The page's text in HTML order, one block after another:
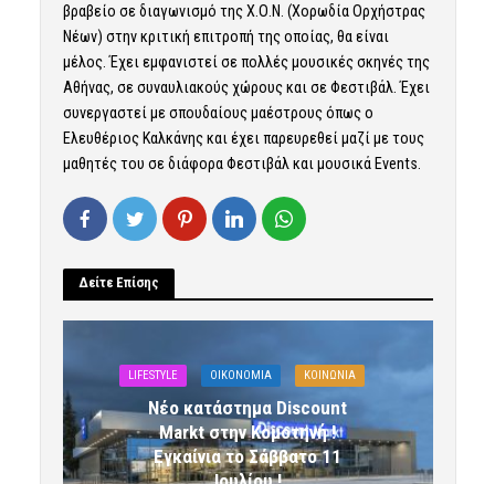
βραβείο σε διαγωνισμό της Χ.Ο.Ν. (Χορωδία Ορχήστρας
Νέων) στην κριτική επιτροπή της οποίας, θα είναι
μέλος. Έχει εμφανιστεί σε πολλές μουσικές σκηνές της
Αθήνας, σε συναυλιακούς χώρους και σε Φεστιβάλ. Έχει
συνεργαστεί με σπουδαίους μαέστρους όπως ο
Ελευθέριος Καλκάνης και έχει παρευρεθεί μαζί με τους
μαθητές του σε διάφορα Φεστιβάλ και μουσικά Events.
Δείτε Επίσης
LIFESTYLE OIKONOMIA ΚΟΙΝΩΝΙΑ
Νέο κατάστημα Discount
Markt στην Κομοτηνή !
Εγκαίνια το Σάββατο 11